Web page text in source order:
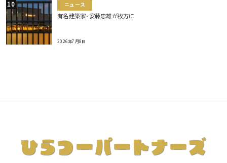
ニュース
有名建築家･安藤忠雄が枚方に
2026年7月8日